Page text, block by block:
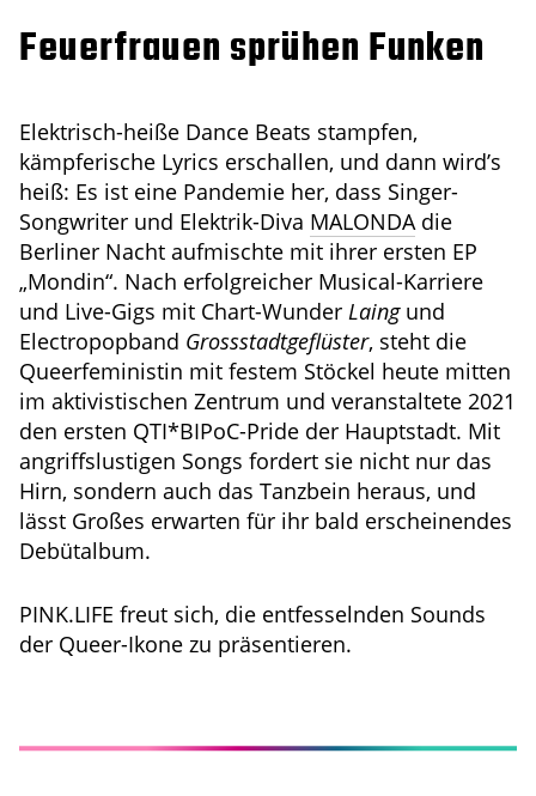
Feuerfrauen sprühen Funken
Elektrisch-heiße Dance Beats stampfen,
kämpferische Lyrics erschallen, und dann wird’s
heiß: Es ist eine Pandemie her, dass Singer-
Songwriter und Elektrik-Diva MALONDAdie
Berliner Nacht aufmischte mit ihrer ersten EP
„Mondin“. Nach erfolgreicher Musical-Karriere
und Live-Gigs mit Chart-Wunder Laingund
Electropopband Grossstadtgeflüster, steht die
Queerfeministin mit festem Stöckel heute mitten
im aktivistischen Zentrum und veranstaltete 2021
den ersten QTI*BIPoC-Pride der Hauptstadt. Mit
angriffslustigen Songs fordert sie nicht nur das
Hirn, sondern auch das Tanzbein heraus, und
lässt Großes erwarten für ihr bald erscheinendes
Debütalbum.
PINK.LIFE freut sich, die entfesselnden Sounds
der Queer-Ikone zu präsentieren.